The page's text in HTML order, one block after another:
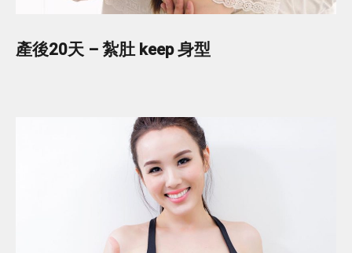
產後20天 – 紮肚 keep 身型